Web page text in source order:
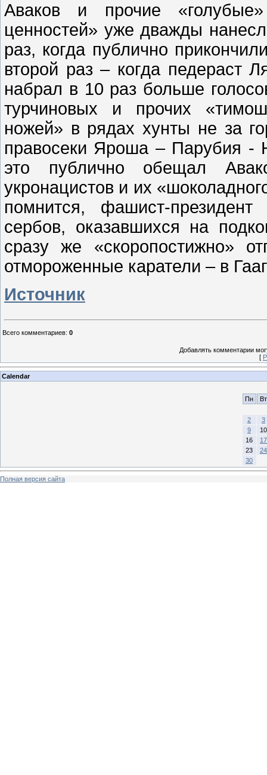
Аваков и прочие
ценностей» уже дважды
раз, когда публично
второй раз – когда педераст
набрал в 10 раз больше
турчиновых и прочих
ножей» в рядах хунты не за
правосеки Яроша – Парубия -
это публично обещал
укронацистов и их
помнится, фашист-
сербов, оказавшихся на
сразу же «скоропостижно»
отмороженные каратели – в
Источник
Всего комментариев: 0
Добавлять комментарии
[
Calendar
Пн Вт
2
3
9
10
16
17
23
24
30
Полная версия сайта